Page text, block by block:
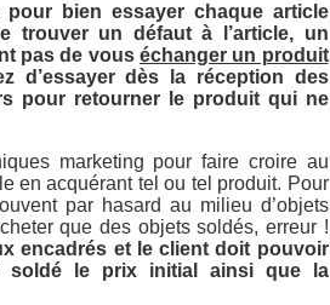
bien essayer chaque article
trouver un défaut à l’article, un
pas de vous échanger un produit
d’essayer dès la réception des
pour retourner le produit qui ne
marketing pour faire croire au
en acquérant tel ou tel produit. Pour
par hasard au milieu d’objets
que des objets soldés, erreur !
encadrés et le client doit pouvoir
soldé le prix initial ainsi que la